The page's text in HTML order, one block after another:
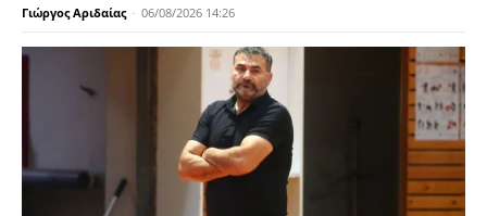
Γιώργος Αριδαίας - 06/08/2026 14:26